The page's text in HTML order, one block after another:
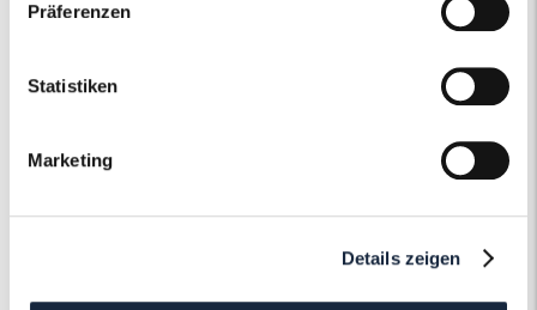
Präferenzen
Statistiken
Marketing
Details zeigen
Der Roneli
Schmuckervice